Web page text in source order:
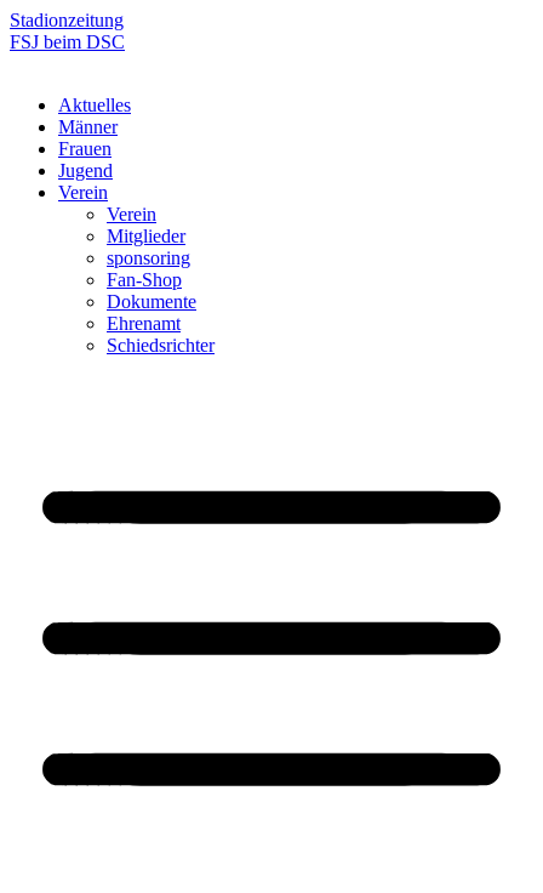
Zum
Inhalt
Stadionzeitung
FSJ beim DSC
Aktuelles
Männer
Frauen
Jugend
Verein
Verein
Mitglieder
sponsoring
Fan-Shop
Dokumente
Ehrenamt
Schiedsrichter